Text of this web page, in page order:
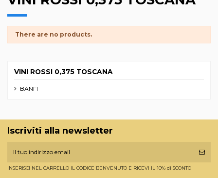
There are no products.
VINI ROSSI 0,375 TOSCANA
BANFI
Iscriviti alla newsletter
INSERISCI NEL CARRELLO IL CODICE BENVENUTO E RICEVI IL 10% di SCONTO